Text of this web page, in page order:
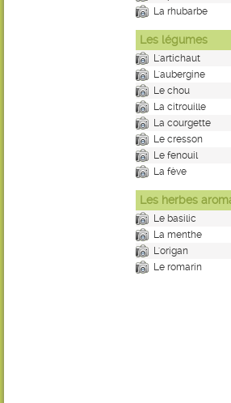
La rhubarbe
Les légumes
L'artichaut
L'aubergine
Le chou
La citrouille
La courgette
Le cresson
Le fenouil
La fève
Les herbes
Le basilic
La menthe
L'origan
Le romarin